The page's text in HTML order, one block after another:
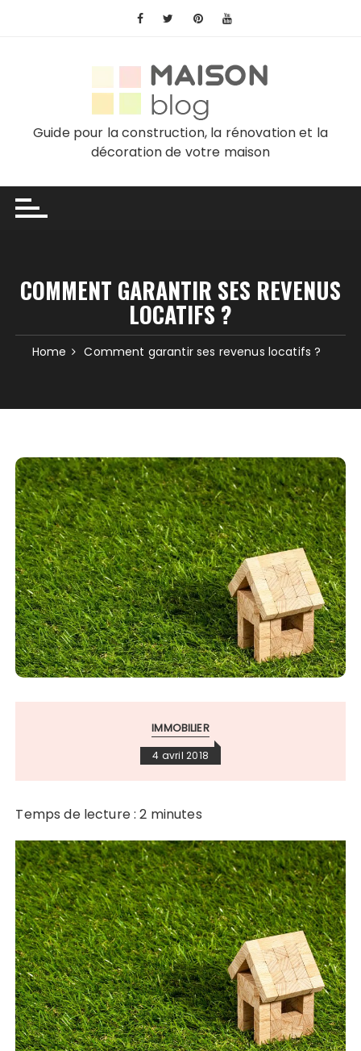
Guide pour la construction, la rénovation et la
décoration de votre maison
COMMENT GARANTIR SES REVENUS
LOCATIFS ?
Home Comment garantir ses revenus locatifs ?
IMMOBILIER
4 avril 2018
Temps de lecture :2 minutes